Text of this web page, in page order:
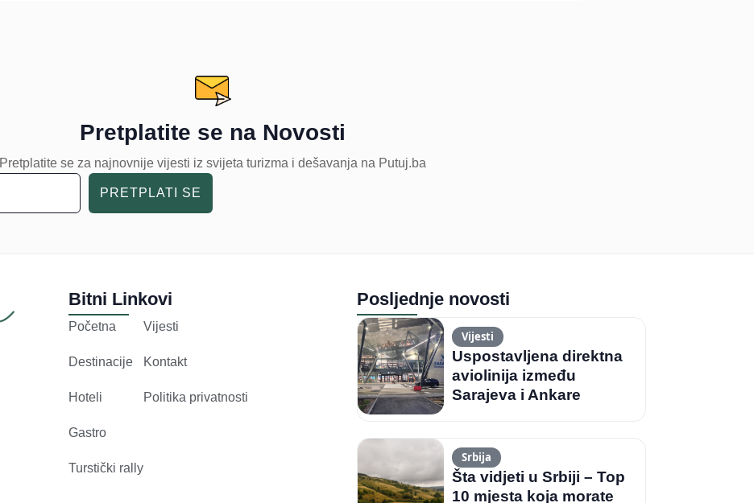
Pretplatite se na Novosti
Pretplatite se za najnovnije vijesti iz svijeta turizma i dešavanja na Putuj.ba
PRETPLATI SE
Bitni Linkovi
Početna
Destinacije
Hoteli
Gastro
Turstički rally
Vijesti
Kontakt
Politika privatnosti
Posljednje novosti
Vijesti
Uspostavljena direktna
aviolinija između
Sarajeva i Ankare
Srbija
Šta vidjeti u Srbiji – Top
10 mjesta koja morate